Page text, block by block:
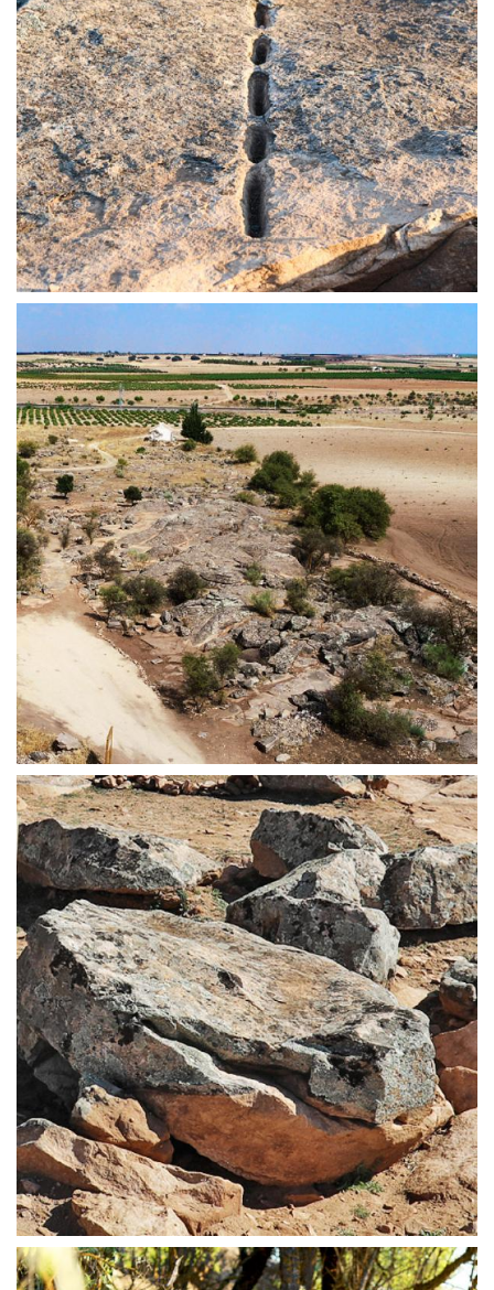
HERRAMIENTAS | PIÉDROLA
LAS PIEDRAS DE MOLINO | PIÉDROLA
TALLA DE LA PIEDRA | PIÉDROLA